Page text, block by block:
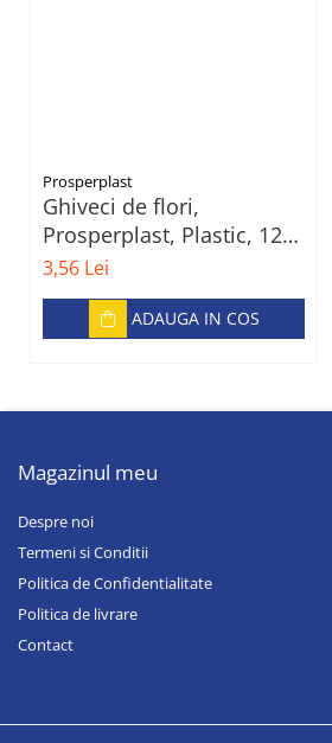
Prosperplast
Ghiveci de flori,
Prosperplast, Plastic, 12
cm, Gri
3,56 Lei
ADAUGA IN COS
Magazinul meu
Despre noi
Termeni si Conditii
Politica de Confidentialitate
Politica de livrare
Contact